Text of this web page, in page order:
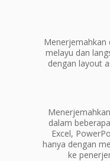
Menerjemahkan
melayu dan
dengan layout
dalam
Excel,
hanya dengan
ke